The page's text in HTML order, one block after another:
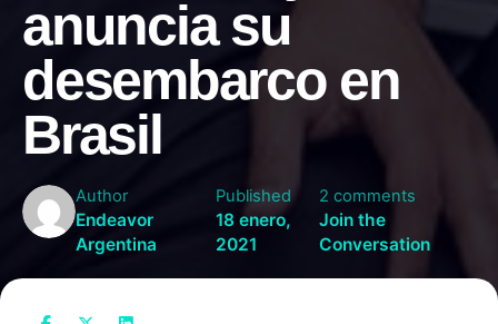
anuncia su
desembarco en
Brasil
Author
Endeavor
Argentina
Published
18 enero,
2021
2 comments
Join the
Conversation